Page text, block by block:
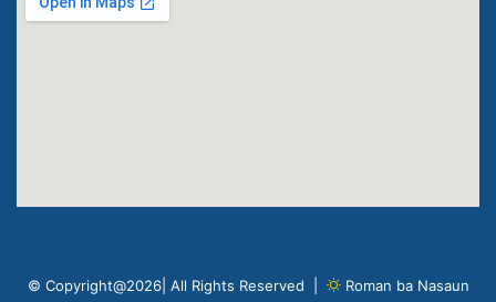
© Copyright@2026| All Rights Reserved | Roman ba Nasaun